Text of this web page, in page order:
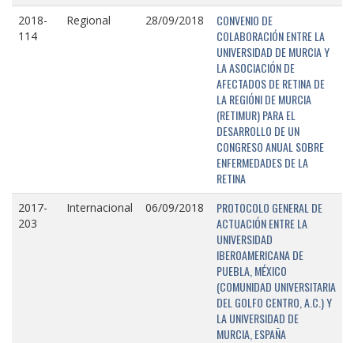
2018-
114
Regional 28/09/2018
CONVENIO DE
COLABORACIÓN ENTRE LA
UNIVERSIDAD DE MURCIA Y
LA ASOCIACIÓN DE
AFECTADOS DE RETINA DE
LA REGIÓNI DE MURCIA
(RETIMUR) PARA EL
DESARROLLO DE UN
CONGRESO ANUAL SOBRE
ENFERMEDADES DE LA
RETINA
2017-
203
Internacional 06/09/2018
PROTOCOLO GENERAL DE
ACTUACIÓN ENTRE LA
UNIVERSIDAD
IBEROAMERICANA DE
PUEBLA, MÉXICO
(COMUNIDAD UNIVERSITARIA
DEL GOLFO CENTRO, A.C.) Y
LA UNIVERSIDAD DE
MURCIA, ESPAÑA